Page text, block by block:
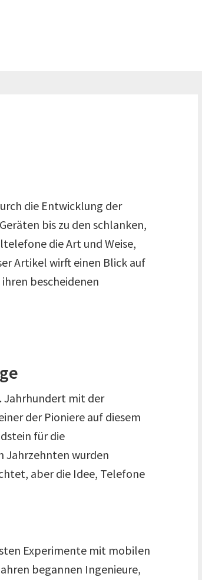
die Entwicklung der
bis zu den schlanken,
die Art und Weise,
Artikel wirft einen Blick auf
bescheidenen
Jahrhundert mit der
der Pioniere auf diesem
für die
Jahrzehnten wurden
aber die Idee, Telefone
Experimente mit mobilen
begannen Ingenieure,